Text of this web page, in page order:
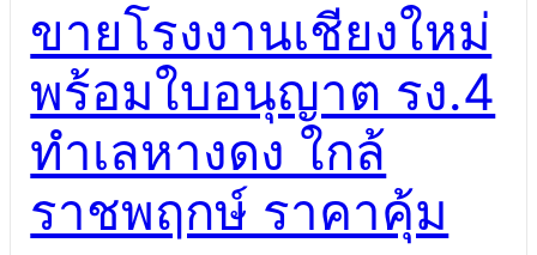
ขายโรงงานเชียงใหม่
พร้อมใบอนุญาต รง.4
ทำเลหางดง ใกล้
ราชพฤกษ์ ราคาคุ้ม